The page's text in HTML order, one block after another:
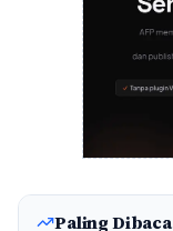
Paling Dibaca